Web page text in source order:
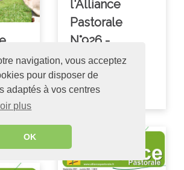
navigation, vous acceptez
pour disposer de
adaptés à vos centres
plus
OK
l'Alliance
Pastorale
N°926 -
Novembre
2021